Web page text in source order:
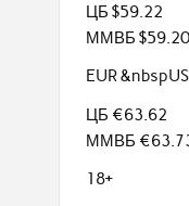
ЦБ $59.22
ММВБ $59.20
EUR
ЦБ €63.62
ММВБ
18+